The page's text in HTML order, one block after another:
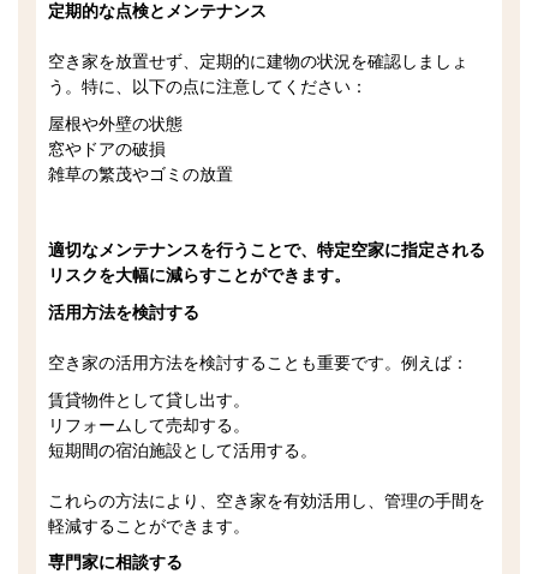
定期的な点検とメンテナンス
空き家を放置せず、定期的に建物の状況を確認しましょ
う。特に、以下の点に注意してください：
屋根や外壁の状態
窓やドアの破損
雑草の繁茂やゴミの放置
適切なメンテナンスを行うことで、特定空家に指定される
リスクを大幅に減らすことができます。
活用方法を検討する
空き家の活用方法を検討することも重要です。例えば：
賃貸物件として貸し出す。
リフォームして売却する。
短期間の宿泊施設として活用する。
これらの方法により、空き家を有効活用し、管理の手間を
軽減することができます。
専門家に相談する